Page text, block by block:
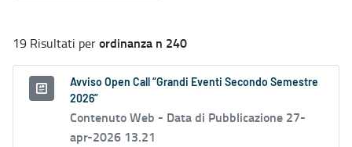
19 Risultati perordinanza n 240
Avviso Open Call “Grandi Eventi Secondo Semestre
2026”
Contenuto Web - Data di Pubblicazione 27-
apr-2026 13.21